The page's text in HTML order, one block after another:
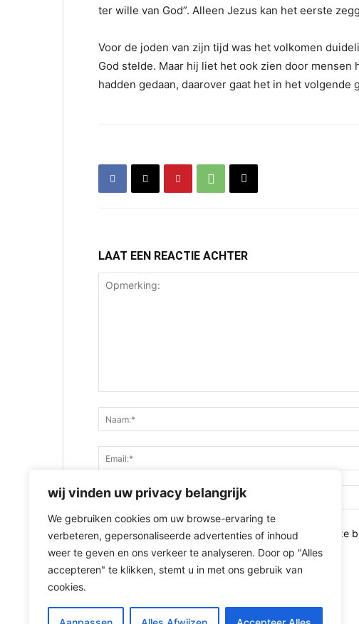
wij vinden uw privacy belangrijk
We gebruiken cookies om uw browse-ervaring te
verbeteren, gepersonaliseerde advertenties of inhoud
weer te geven en ons verkeer te analyseren. Door op "Alles
accepteren" te klikken, stemt u in met ons gebruik van
cookies.
ter wille van God”. Alleen Jezus kan het eerste
Voor de joden van zijn tijd was het volkomen
God stelde. Maar hij liet het ook zien door mensen
hadden gedaan, daarover gaat het in het volgende
LAAT EEN REACTIE ACHTER
Bewaar mijn naam, e-mailadres en website in deze
opmerking maak.